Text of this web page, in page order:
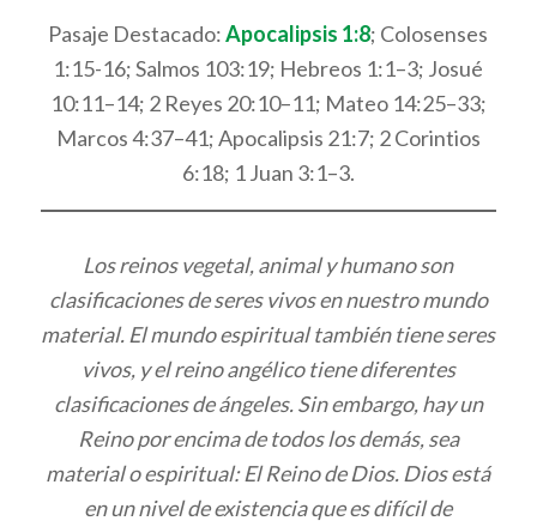
Pasaje Destacado:Apocalipsis 1:8; Colosenses
1:15-16; Salmos 103:19; Hebreos 1:1–3; Josué
10:11–14; 2 Reyes 20:10–11; Mateo 14:25–33;
Marcos 4:37–41; Apocalipsis 21:7; 2 Corintios
6:18; 1 Juan 3:1–3.
Los reinos vegetal, animal y humano son
clasificaciones de seres vivos en nuestro mundo
material. El mundo espiritual también tiene seres
vivos, y el reino angélico tiene diferentes
clasificaciones de ángeles. Sin embargo, hay un
Reino por encima de todos los demás, sea
material o espiritual: El Reino de Dios. Dios está
en un nivel de existencia que es difícil de